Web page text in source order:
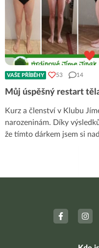
VAŠE PŘÍBĚHY 53 14
Můj úspěšný restart
Kurz a členství v Klubu
narozeninám. Díky
že tímto dárkem jsem si